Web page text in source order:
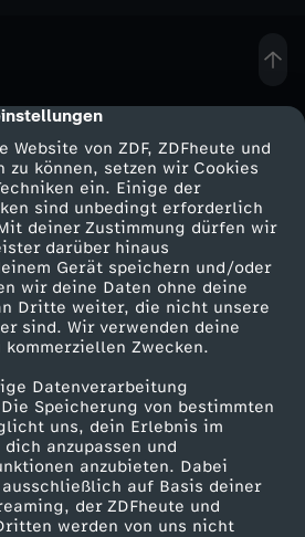
von ZDF, ZDFheute und
zu können, setzen wir Cookies
ein. Einige der
sind unbedingt erforderlich
deiner Zustimmung dürfen wir
darüber hinaus
Gerät speichern und/oder
wir deine Daten ohne deine
Dritte weiter, die nicht unsere
sind. Wir verwenden deine
Zwecken.
Datenverarbeitung
Speicherung von bestimmten
uns, dein Erlebnis im
anzupassen und
anzubieten. Dabei
auf Basis deiner
der ZDFheute und
werden von uns nicht
Service
ZDFmitreden
Kontakt zum ZDF
Tickets
Zuschauerservice
Hilfe